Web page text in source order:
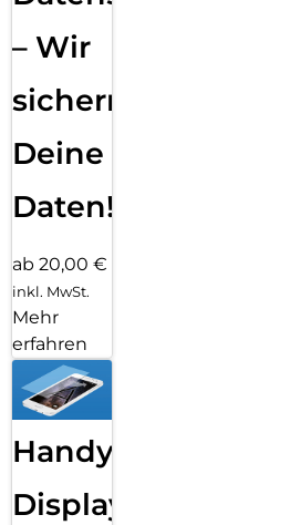
– Wir
sichern
Deine
Daten!
ab 20,00 €
inkl. MwSt.
Mehr
erfahren
Handy
Displayfolie